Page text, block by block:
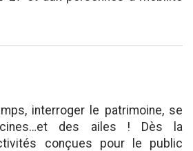
interroger le patrimoine, se
des ailes ! Dès la
conçues pour le public